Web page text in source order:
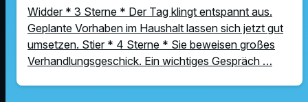
Widder * 3 Sterne * Der Tag klingt entspannt aus.
Geplante Vorhaben im Haushalt lassen sich jetzt gut
umsetzen. Stier * 4 Sterne * Sie beweisen großes
Verhandlungsgeschick. Ein wichtiges Gespräch …